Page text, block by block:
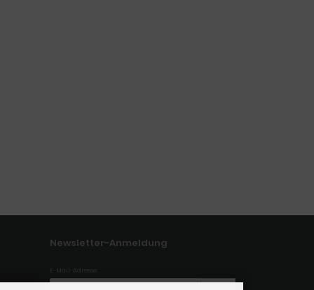
Newsletter-Anmeldung
E-Mail-Adresse: